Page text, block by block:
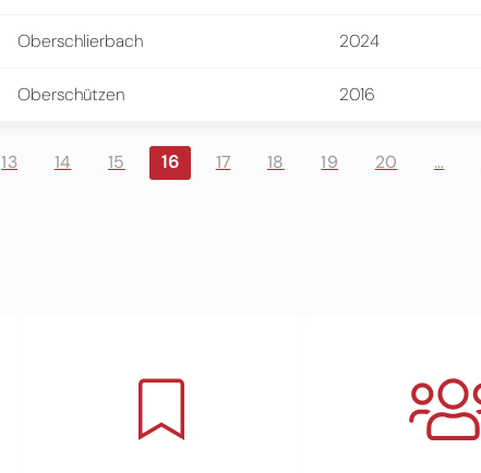
Oberschlierbach 2024
Oberschützen 2016
13 14 15 16 17 18 19 20 …